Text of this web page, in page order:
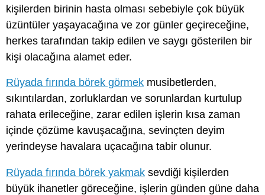
kişilerden birinin hasta olması sebebiyle çok büyük
üzüntüler yaşayacağına ve zor günler geçireceğine,
herkes tarafından takip edilen ve saygı gösterilen bir
kişi olacağına alamet eder.
Rüyada fırında börek görmek musibetlerden,
sıkıntılardan, zorluklardan ve sorunlardan kurtulup
rahata erileceğine, zarar edilen işlerin kısa zaman
içinde çözüme kavuşacağına, sevinçten deyim
yerindeyse havalara uçacağına tabir olunur.
Rüyada fırında börek yakmak sevdiği kişilerden
büyük ihanetler göreceğine, işlerin günden güne daha